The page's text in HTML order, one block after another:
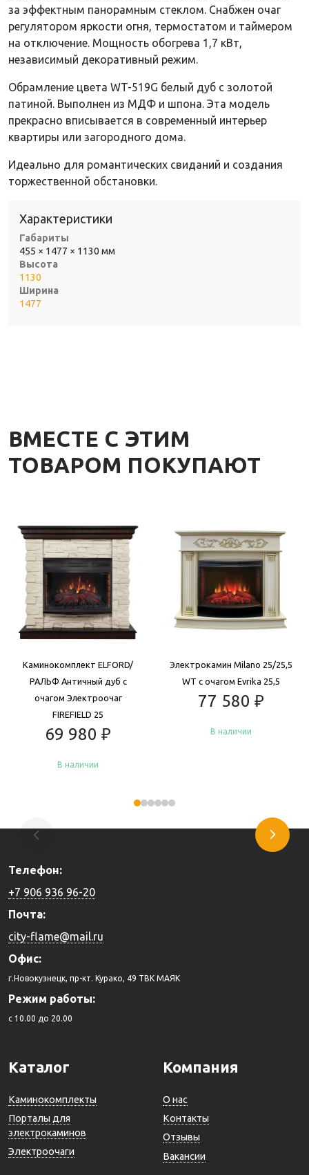
за эффектным панорамным стеклом. Снабжен очаг
регулятором яркости огня, термостатом и таймером
на отключение. Мощность обогрева 1,7 кВт,
независимый декоративный режим.
Обрамление цвета WT-519G белый дуб с золотой
патиной. Выполнен из МДФ и шпона. Эта модель
прекрасно вписывается в современный интерьер
квартиры или загородного дома.
Идеально для романтических свиданий и создания
торжественной обстановки.
Характеристики
Габариты
455 × 1477 × 1130 мм
Высота
1130
Ширина
1477
ВМЕСТЕ С ЭТИМ
ТОВАРОМ ПОКУПАЮТ
Каминокомплект ELFORD/
РАЛЬФ Античный дуб с
очагом Электроочаг
FIREFIELD 25
69 980 ₽
В наличии
Электрокамин Milano 25/25,5
WT с очагом Evrika 25,5
77 580 ₽
В наличии
Телефон:
+7 906 936 96-20
Почта:
city-flame@mail.ru
Офис:
г.Новокузнецк, пр-кт. Курако, 49 ТВК МАЯК
Режим работы:
c 10.00 до 20.00
Каталог
Каминокомплекты
Порталы для
электрокаминов
Электроочаги
Компания
О нас
Контакты
Отзывы
Вакансии